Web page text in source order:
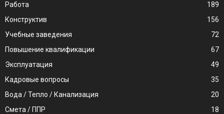
Работа
189
Конструктив
156
Учебные заведения
72
Повышение квалификации
67
Эксплуатация
49
Кадровые вопросы
35
Вода / Тепло / Канализация
20
Смета / ППР
18